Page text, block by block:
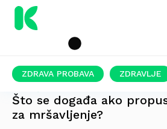
ZDRAVA PROBAVA ZDRAVLJE
Što se događa ako
za mršavljenje?